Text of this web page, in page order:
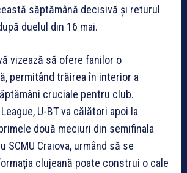
săptămână decisivă și returul
duelul din 16 mai.
vizează să ofere fanilor o
permitând trăirea în interior a
cruciale pentru club.
U-BT va călători apoi la
două meciuri din semifinala
SCMU Craiova, urmând să se
clujeană poate construi o cale